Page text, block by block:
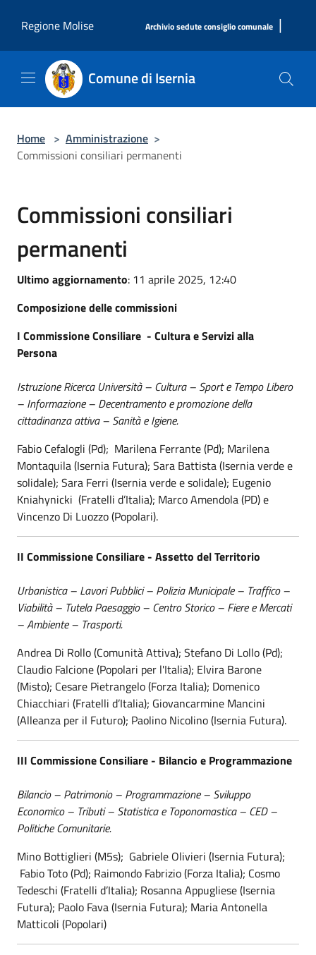
Regione Molise
Archivio sedute consiglio comunale |
Comune di Isernia
Home > Amministrazione >
Commissioni consiliari permanenti
Commissioni consiliari
permanenti
Ultimo aggiornamento: 11 aprile 2025, 12:40
Composizione delle commissioni
I Commissione Consiliare - Cultura e Servizi alla
Persona
Istruzione Ricerca Università – Cultura – Sport e Tempo Libero
– Informazione – Decentramento e promozione della
cittadinanza attiva – Sanità e Igiene.
Fabio Cefalogli (Pd); Marilena Ferrante (Pd); Marilena
Montaquila (Isernia Futura); Sara Battista (Isernia verde e
solidale); Sara Ferri (Isernia verde e solidale); Eugenio
Kniahynicki (Fratelli d’Italia); Marco Amendola (PD) e
Vincenzo Di Luozzo (Popolari).
II Commissione Consiliare - Assetto del Territorio
Urbanistica – Lavori Pubblici – Polizia Municipale – Traffico –
Viabilità – Tutela Paesaggio – Centro Storico – Fiere e Mercati
– Ambiente – Trasporti.
Andrea Di Rollo (Comunità Attiva); Stefano Di Lollo (Pd);
Claudio Falcione (Popolari per l'Italia); Elvira Barone
(Misto); Cesare Pietrangelo (Forza Italia); Domenico
Chiacchiari (Fratelli d’Italia); Giovancarmine Mancini
(Alleanza per il Futuro); Paolino Nicolino (Isernia Futura).
III Commissione Consiliare - Bilancio e Programmazione
Bilancio – Patrimonio – Programmazione – Sviluppo
Economico – Tributi – Statistica e Toponomastica – CED –
Politiche Comunitarie.
Mino Bottiglieri (M5s); Gabriele Olivieri (Isernia Futura);
Fabio Toto (Pd); Raimondo Fabrizio (Forza Italia); Cosmo
Tedeschi (Fratelli d’Italia); Rosanna Appugliese (Isernia
Futura); Paolo Fava (Isernia Futura); Maria Antonella
Matticoli (Popolari)